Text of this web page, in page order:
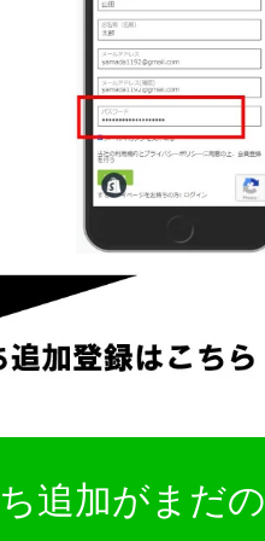
追加がまだ